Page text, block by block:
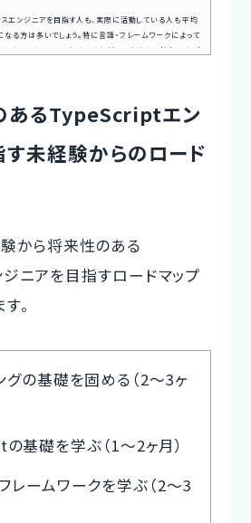
スエンジニアを目指す人も、実際に活動している人も平均
る方は多いでしょう。特に言語・フレームワークによって
るため、キャリア選択する際に知っておきたい情報です。本
後までご覧ください。なお、効率的に高年収のフリーラン
アを目指すなら、フリーランス向けのエージェ...
あるTypeScriptエン
未経験からのロード
から将来性のある
ニアを目指すロードマップ
。
グの基礎を固める（2～3ヶ
基礎を学ぶ（1～2ヶ月）
レームワークを学ぶ（2～3